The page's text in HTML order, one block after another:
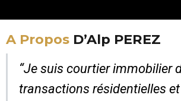
A Propos D’Alp PEREZ
“Je suis courtier immobilier
transactions résidentielles